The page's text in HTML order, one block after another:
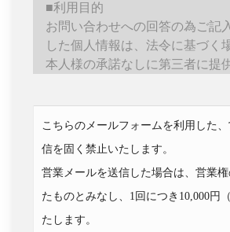
■利用目的
お問い合わせへの回答の為ご記
した個人情報は、法令に基づく
本人様の承諾なしに第三者に提
る】ボタンをクリックしてくだ
こちらのメールフォームを利用した
信を固く禁止いたします。
営業メールを送信した場合は、営業
たものとみなし、1回につき10,000円
たします。